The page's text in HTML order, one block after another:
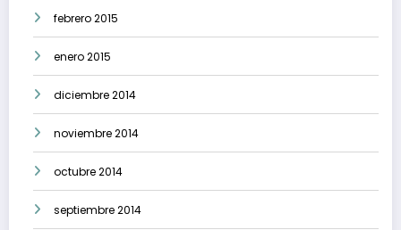
febrero 2015
enero 2015
diciembre 2014
noviembre 2014
octubre 2014
septiembre 2014